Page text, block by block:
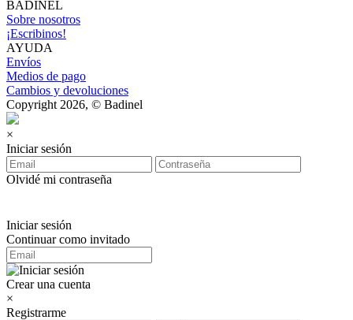
BADINEL
Sobre nosotros
¡Escribinos!
AYUDA
Envíos
Medios de pago
Cambios y devoluciones
Copyright 2026, © Badinel
×
Iniciar sesión
Olvidé mi contraseña
Iniciar sesión
Continuar como invitado
Crear una cuenta
×
Registrarme